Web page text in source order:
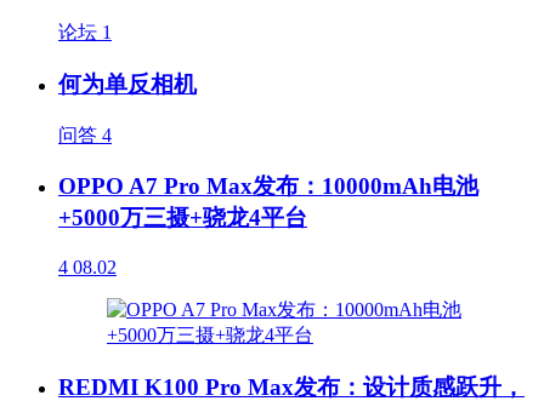
论坛 1
何为单反相机
问答 4
OPPO A7 Pro Max发布：10000mAh电池
+5000万三摄+骁龙4平台
4 08.02
REDMI K100 Pro Max发布：设计质感跃升，